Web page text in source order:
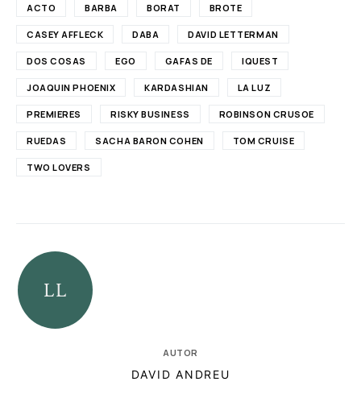
ACTO BARBA BORAT BROTE
CASEY AFFLECK DABA DAVID LETTERMAN
DOS COSAS EGO GAFAS DE IQUEST
JOAQUIN PHOENIX KARDASHIAN LA LUZ
PREMIERES RISKY BUSINESS ROBINSON CRUSOE
RUEDAS SACHA BARON COHEN TOM CRUISE
TWO LOVERS
AUTOR
DAVID ANDREU